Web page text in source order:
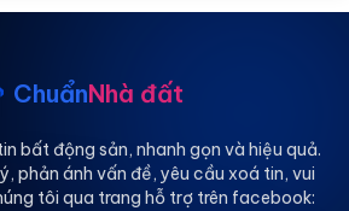
ChuẩnNhà đất
bất động sản, nhanh gọn và hiệu quả.
phản ánh vấn đề, yêu cầu xoá tin, vui
tôi qua trang hỗ trợ trên facebook: